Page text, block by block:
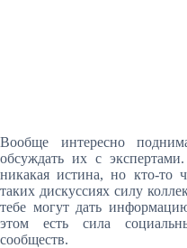
Вообще интересно
обсуждать их с
никакая истина, но кто-то
таких дискуссиях силу
тебе могут дать
этом есть сила
сообществ.